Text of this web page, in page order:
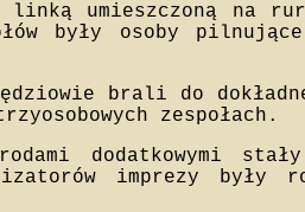
linką umieszczoną na
były osoby
brali do
zespołach.
dodatkowymi
imprezy były